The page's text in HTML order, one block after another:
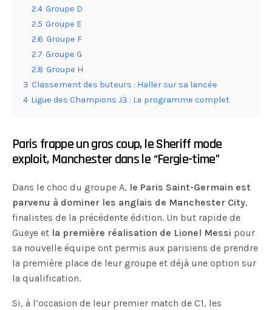
2.4 Groupe D
2.5 Groupe E
2.6 Groupe F
2.7 Groupe G
2.8 Groupe H
3 Classement des buteurs : Haller sur sa lancée
4 Ligue des Champions J3 : Le programme complet
Paris frappe un gros coup, le Sheriff mode
exploit, Manchester dans le “Fergie-time”
Dans le choc du groupe A, le Paris Saint-Germain est
parvenu à dominer les anglais de Manchester City,
finalistes de la précédente édition. Un but rapide de
Gueye et la première réalisation de Lionel Messi pour
sa nouvelle équipe ont permis aux parisiens de prendre
la première place de leur groupe et déjà une option sur
la qualification.
Si, à l’occasion de leur premier match de C1, les